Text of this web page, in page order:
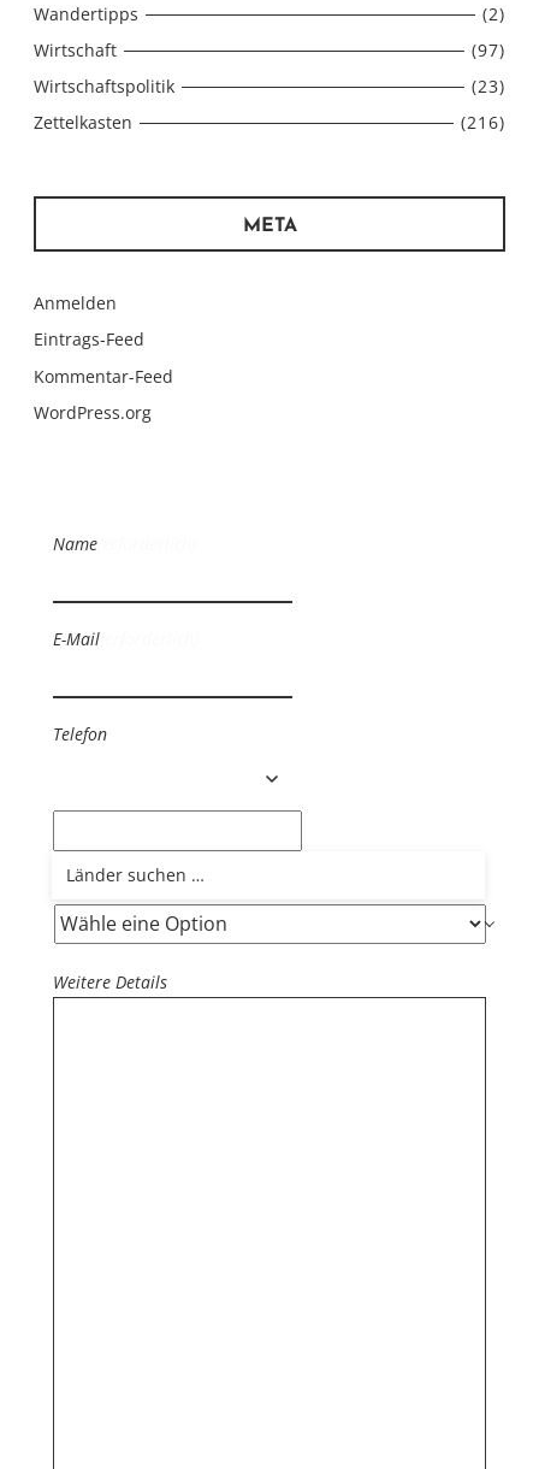
Wandertipps
(2)
Wirtschaft
(97)
Wirtschaftspolitik
(23)
Zettelkasten
(216)
META
Anmelden
Eintrags-Feed
Kommentar-Feed
WordPress.org
Name
E-Mail
Telefon
Wie hast du von uns erfahren?
Weitere Details